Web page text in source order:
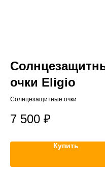
очки Eligio
Солнцезащитные очки
7 500 ₽
Купить